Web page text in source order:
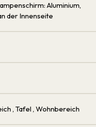
Aluminium,
der Innenseite
, Tafel, Wohnbereich